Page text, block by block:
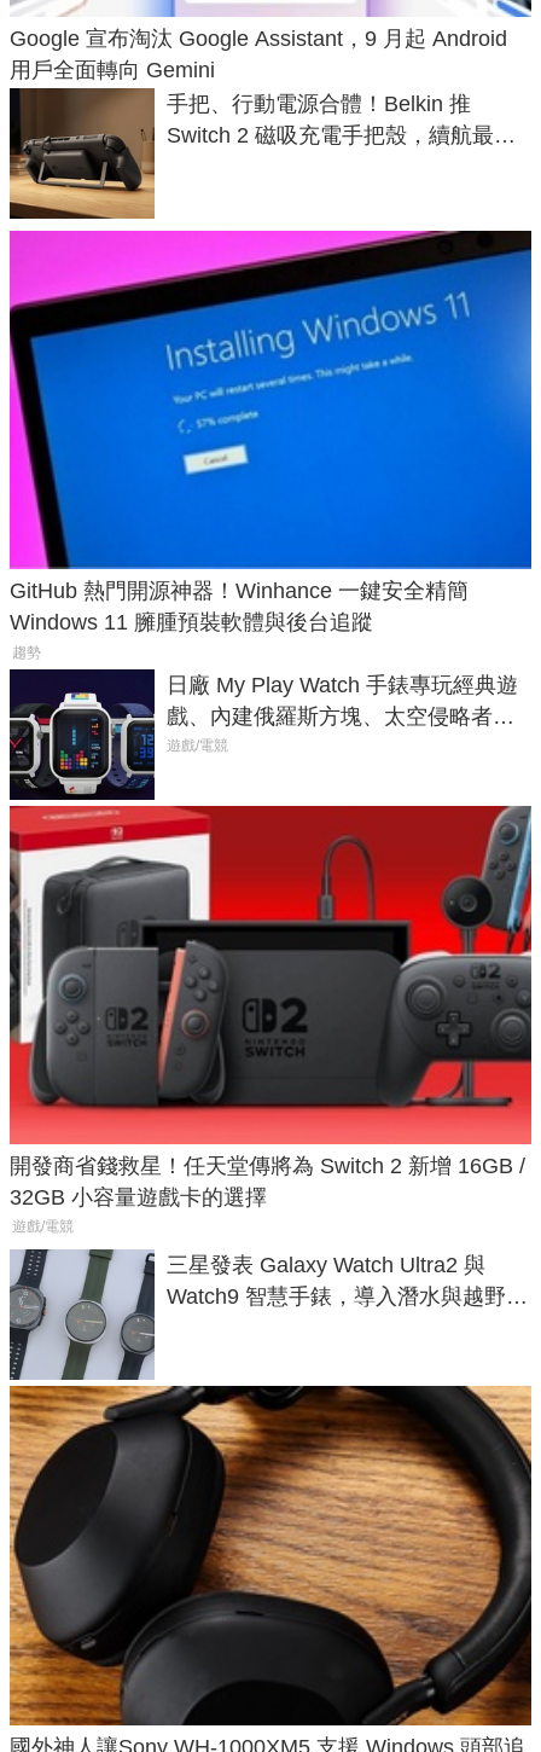
Google 宣布淘汰 Google Assistant，9 月起 Android
用戶全面轉向 Gemini
手把、行動電源合體！Belkin 推
Switch 2 磁吸充電手把殼，續航最高
GitHub 熱門開源神器！Winhance 一鍵安全精簡
Windows 11 臃腫預裝軟體與後台追蹤
趨勢
日廠 My Play Watch 手錶專玩經典遊
戲、內建俄羅斯方塊、太空侵略者，
不過竟然不能連手機？
遊戲/電競
開發商省錢救星！任天堂傳將為 Switch 2 新增 16GB /
32GB 小容量遊戲卡的選擇
遊戲/電競
三星發表 Galaxy Watch Ultra2 與
Watch9 智慧手錶，導入潛水與越野跑
國外神人讓Sony WH-1000XM5 支援 Windows 頭部追